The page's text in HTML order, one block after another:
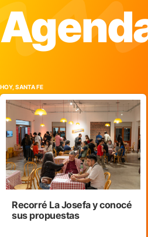
HOY, SANTA FE
Recorré La Josefa y conocé
sus propuestas